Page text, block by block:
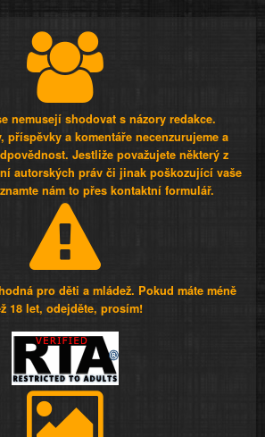
nemusejí shodovat s názory redakce.
příspěvky a komentáře necenzurujeme a
Jestliže považujete některý z
autorských práv či jinak poškozující vaše
nám to přes kontaktní formulář.
pro děti a mládež. Pokud máte méně
18 let, odejděte, prosím!